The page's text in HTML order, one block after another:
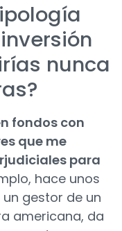
nunca
fondos con
que me
para
hace unos
gestor de un
americana, da